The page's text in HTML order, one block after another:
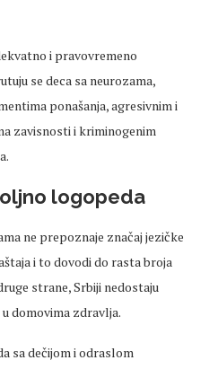
i pravovremeno
se deca sa neurozama,
ponašanja, agresivnim i
zavisnosti i kriminogenim
logopeda
ne prepoznaje značaj jezičke
i to dovodi do rasta broja
strane, Srbiji nedostaju
domovima zdravlja.
sa dečijom i odraslom